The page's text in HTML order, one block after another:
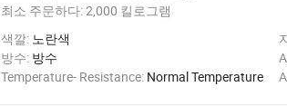
최소 주문하다:2,000 킬로그램
색깔: 노란색
방수: 방수
Temperature- Resistance: Normal Temperature